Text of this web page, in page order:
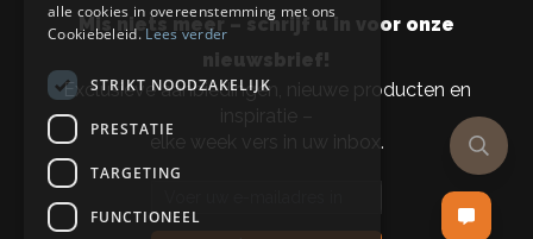
Mis niets meer – schrijf u in voor onze
nieuwsbrief!
Exclusieve aanbiedingen, nieuwe producten en
inspiratie –
elke week vers in uw inbox.
alle cookies in overeenstemming met ons
Cookiebeleid.Lees verder
STRIKT NOODZAKELIJK
PRESTATIE
TARGETING
FUNCTIONEEL